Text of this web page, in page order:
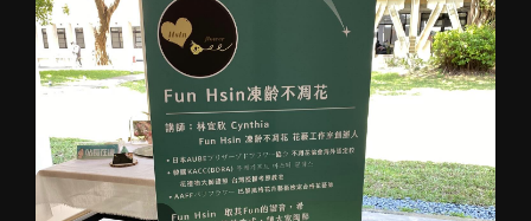
韓國 BDRA 花禮物大師 Lv.2 證照
課
生活花藝
工商時報報導
媽咪拜轉載